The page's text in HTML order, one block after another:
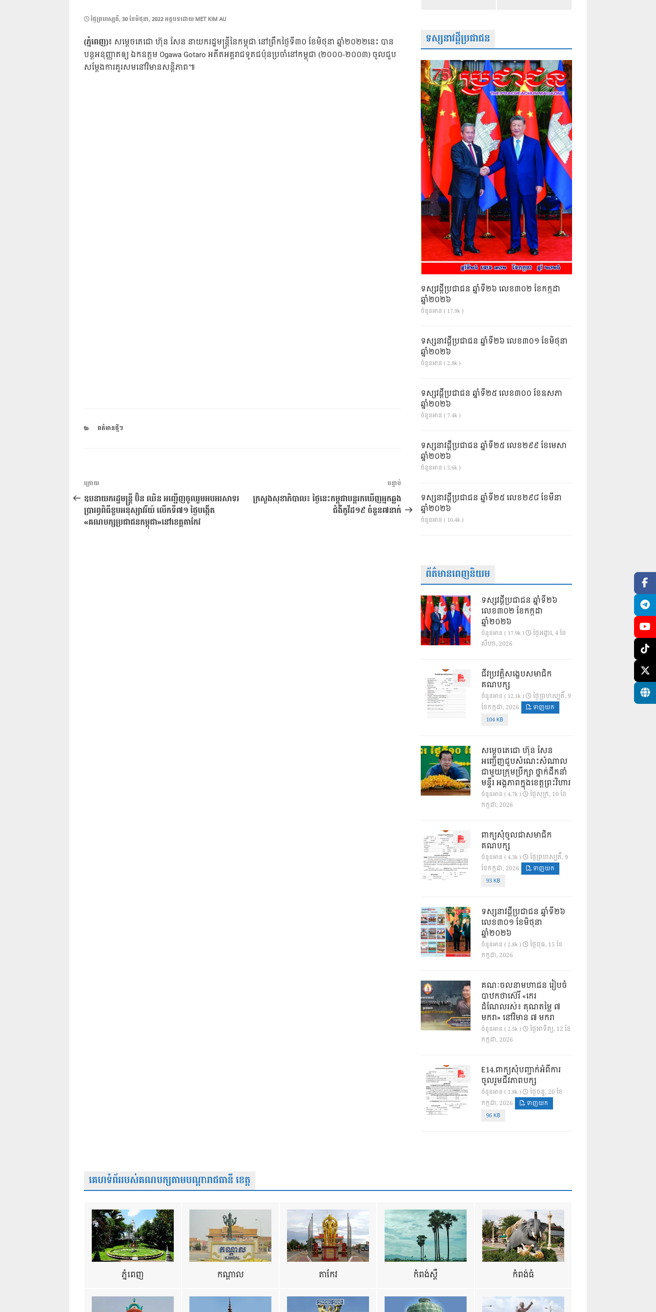
POSTED
ថ្ងៃ​ព្រហស្បតិ៍, 30 ខែ​មិថុនា, 2022អត្ថបទដោយ MET KIM AU
(ភ្នំពេញ)៖ សម្ដេចតេជោ ហ៊ុន សែន នាយករដ្ឋមន្ត្រីនៃកម្ពុជា នៅព្រឹកថ្ងៃទី៣០ ខែមិថុនា ឆ្នាំ២០២២នេះ បាន
បន្តអនុញ្ញាតឲ្យ ឯកឧត្តម Ogawa Gotaro អតីតអគ្គរាជទូតជប៉ុនប្រចាំនៅកម្ពុជា (២០០០-២០០៣) ចូលជួប
សម្ដែងការគួរសមនៅវិមានសន្តិភាព៕
CATEGORIES
ពត៌មានថ្មីៗ
ការ​
នាំទិស​
ប្រកាស
អត្ថបទ
មុន
ក្រោយ
ឧបនាយករដ្ឋមន្ត្រី ប៊ិន ឈិន អញ្ជើញចូលរួមអបអរសាទរ
ប្រារព្ធពិធីខួបអនុស្សាវរីយ៍ លើកទី៧១ ថ្ងៃបង្កើត
«គណបក្សប្រជាជនកម្ពុជា»នៅខេត្តតាកែវ
បន្ទាប់
ក្រសួងសុខាភិបាល៖ ថ្ងៃនេះកម្ពុជាបន្តរកឃើញអ្នកឆ្លង
ជំងឺកូវីដ១៩ ចំនួន៧នាក់
ទស្សនាវដ្តីប្រជាជន
ទស្សវដ្តីប្រជាជន ឆ្នាំទី២៦ លេខ៣០២ ខែកក្កដា
ឆ្នាំ២០២៦
ចំនួនអាន ( 17.9k )
ទស្សនាវដ្ដីប្រជាជន ឆ្នាំទី២៦ លេខ៣០១ ខែមិថុនា
ឆ្នាំ២០២៦
ចំនួនអាន ( 2.8k )
ទស្សវដ្តីប្រជាជន ឆ្នាំទី២៥ លេខ៣០០ ខែឧសភា
ឆ្នាំ២០២៦
ចំនួនអាន ( 7.4k )
ទស្សនាវដ្ដីប្រជាជន ឆ្នាំទី២៥ លេខ២៩៩ ខែមេសា
ឆ្នាំ២០២៦
ចំនួនអាន ( 5.6k )
ទស្សនាវដ្ដីប្រជាជន ឆ្នាំទី២៥ លេខ២៩៨ ខែមីនា
ឆ្នាំ២០២៦
ចំនួនអាន ( 10.4k )
ព័ត៌មានពេញនិយម
ទស្សវដ្តីប្រជាជន ឆ្នាំទី២៦
លេខ៣០២ ខែកក្កដា
ឆ្នាំ២០២៦
ចំនួនអាន ( 17.9k )
ថ្ងៃ​អង្គារ, 4 ខែ​
សីហា, 2026
ជីវប្រវត្តិសង្ខេបសមាជិក
គណបក្ស
ចំនួនអាន ( 12.1k )
ថ្ងៃ​ព្រហស្បតិ៍, 9
ខែ​កក្កដា, 2026
ទាញយក
104 KB
សម្តេចតេជោ ហ៊ុន សែន
អញ្ជើញជួបសំណេះសំណាល
ជាមួយក្រុមប្រឹក្សា ថ្នាក់ដឹកនាំ
មន្ទីរ អង្គភាពក្នុងខេត្តព្រះវិហារ
ចំនួនអាន ( 4.7k )
ថ្ងៃ​សុក្រ, 10 ខែ​
កក្កដា, 2026
ពាក្យសុំចូលជាសមាជិក
គណបក្ស
ចំនួនអាន ( 4.3k )
ថ្ងៃ​ព្រហស្បតិ៍, 9
ខែ​កក្កដា, 2026
ទាញយក
93 KB
ទស្សនាវដ្ដីប្រជាជន ឆ្នាំទី២៦
លេខ៣០១ ខែមិថុនា
ឆ្នាំ២០២៦
ចំនួនអាន ( 2.8k )
ថ្ងៃ​ពុធ, 15 ខែ​
កក្កដា, 2026
គណៈចលនាមហាជន រៀបចំ
បាឋកថាស៊េរី «កេរ
ដំណែលរស់៖ គុណតម្លៃ ៧
មករា» នៅវិមាន ៧ មករា
ចំនួនអាន ( 2.5k )
ថ្ងៃ​អាទិត្យ, 12 ខែ​
កក្កដា, 2026
E14.ពាក្យសុំបញ្ជាក់អំពីការ
ចូលរួមជីវភាពបក្ស
ចំនួនអាន ( 1.8k )
ថ្ងៃ​ចន្ទ, 20 ខែ​
កក្កដា, 2026
ទាញយក
96 KB
គេហទំព័ររបស់គណបក្សតាមបណ្តារាជធានី ខេត្ត
ភ្នំពេញ កណ្តាល តាកែវ កំពង់ស្ពឺ កំពង់ធំ